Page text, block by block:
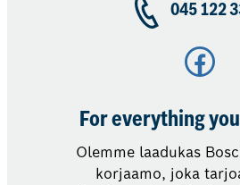
045 122
Facebook
For everything
Olemme laadukas
korjaamo, joka